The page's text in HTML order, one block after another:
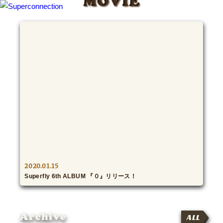
2020.01.15
Superfly 6th ALBUM 『０』リリース！
Archive ALL
We Spy!
SPECIAL
#Throwback